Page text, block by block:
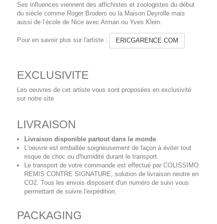
Ses influences viennent des affichistes et zoologistes du début
du siècle comme Roger Broders ou la Maison Deyrolle mais
aussi de l’école de Nice avec Arman ou Yves Klein.
Pour en savoir plus sur l'artiste : ERICGARENCE.COM
EXCLUSIVITE
Les oeuvres de cet artiste vous sont proposées en exclusivité
sur notre site
LIVRAISON
Livraison disponible partout dans le monde
L'oeuvre est emballée soigneusement de façon à éviter tout
risque de choc ou d'humidité durant le transport.
Le transport de votre commande est effectué par COLISSIMO
REMIS CONTRE SIGNATURE, solution de livraison neutre en
CO2. Tous les envois disposent d'un numéro de suivi vous
permettant de suivre l'expédition.
PACKAGING